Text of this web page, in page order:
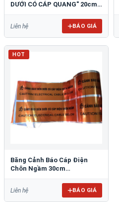
DƯỚI CÓ CÁP QUANG" 20cm
Liên hệ BÁO GIÁ
HOT
Băng Cảnh Báo Cáp Điện
Chôn Ngầm 30cm
Liên hệ BÁO GIÁ